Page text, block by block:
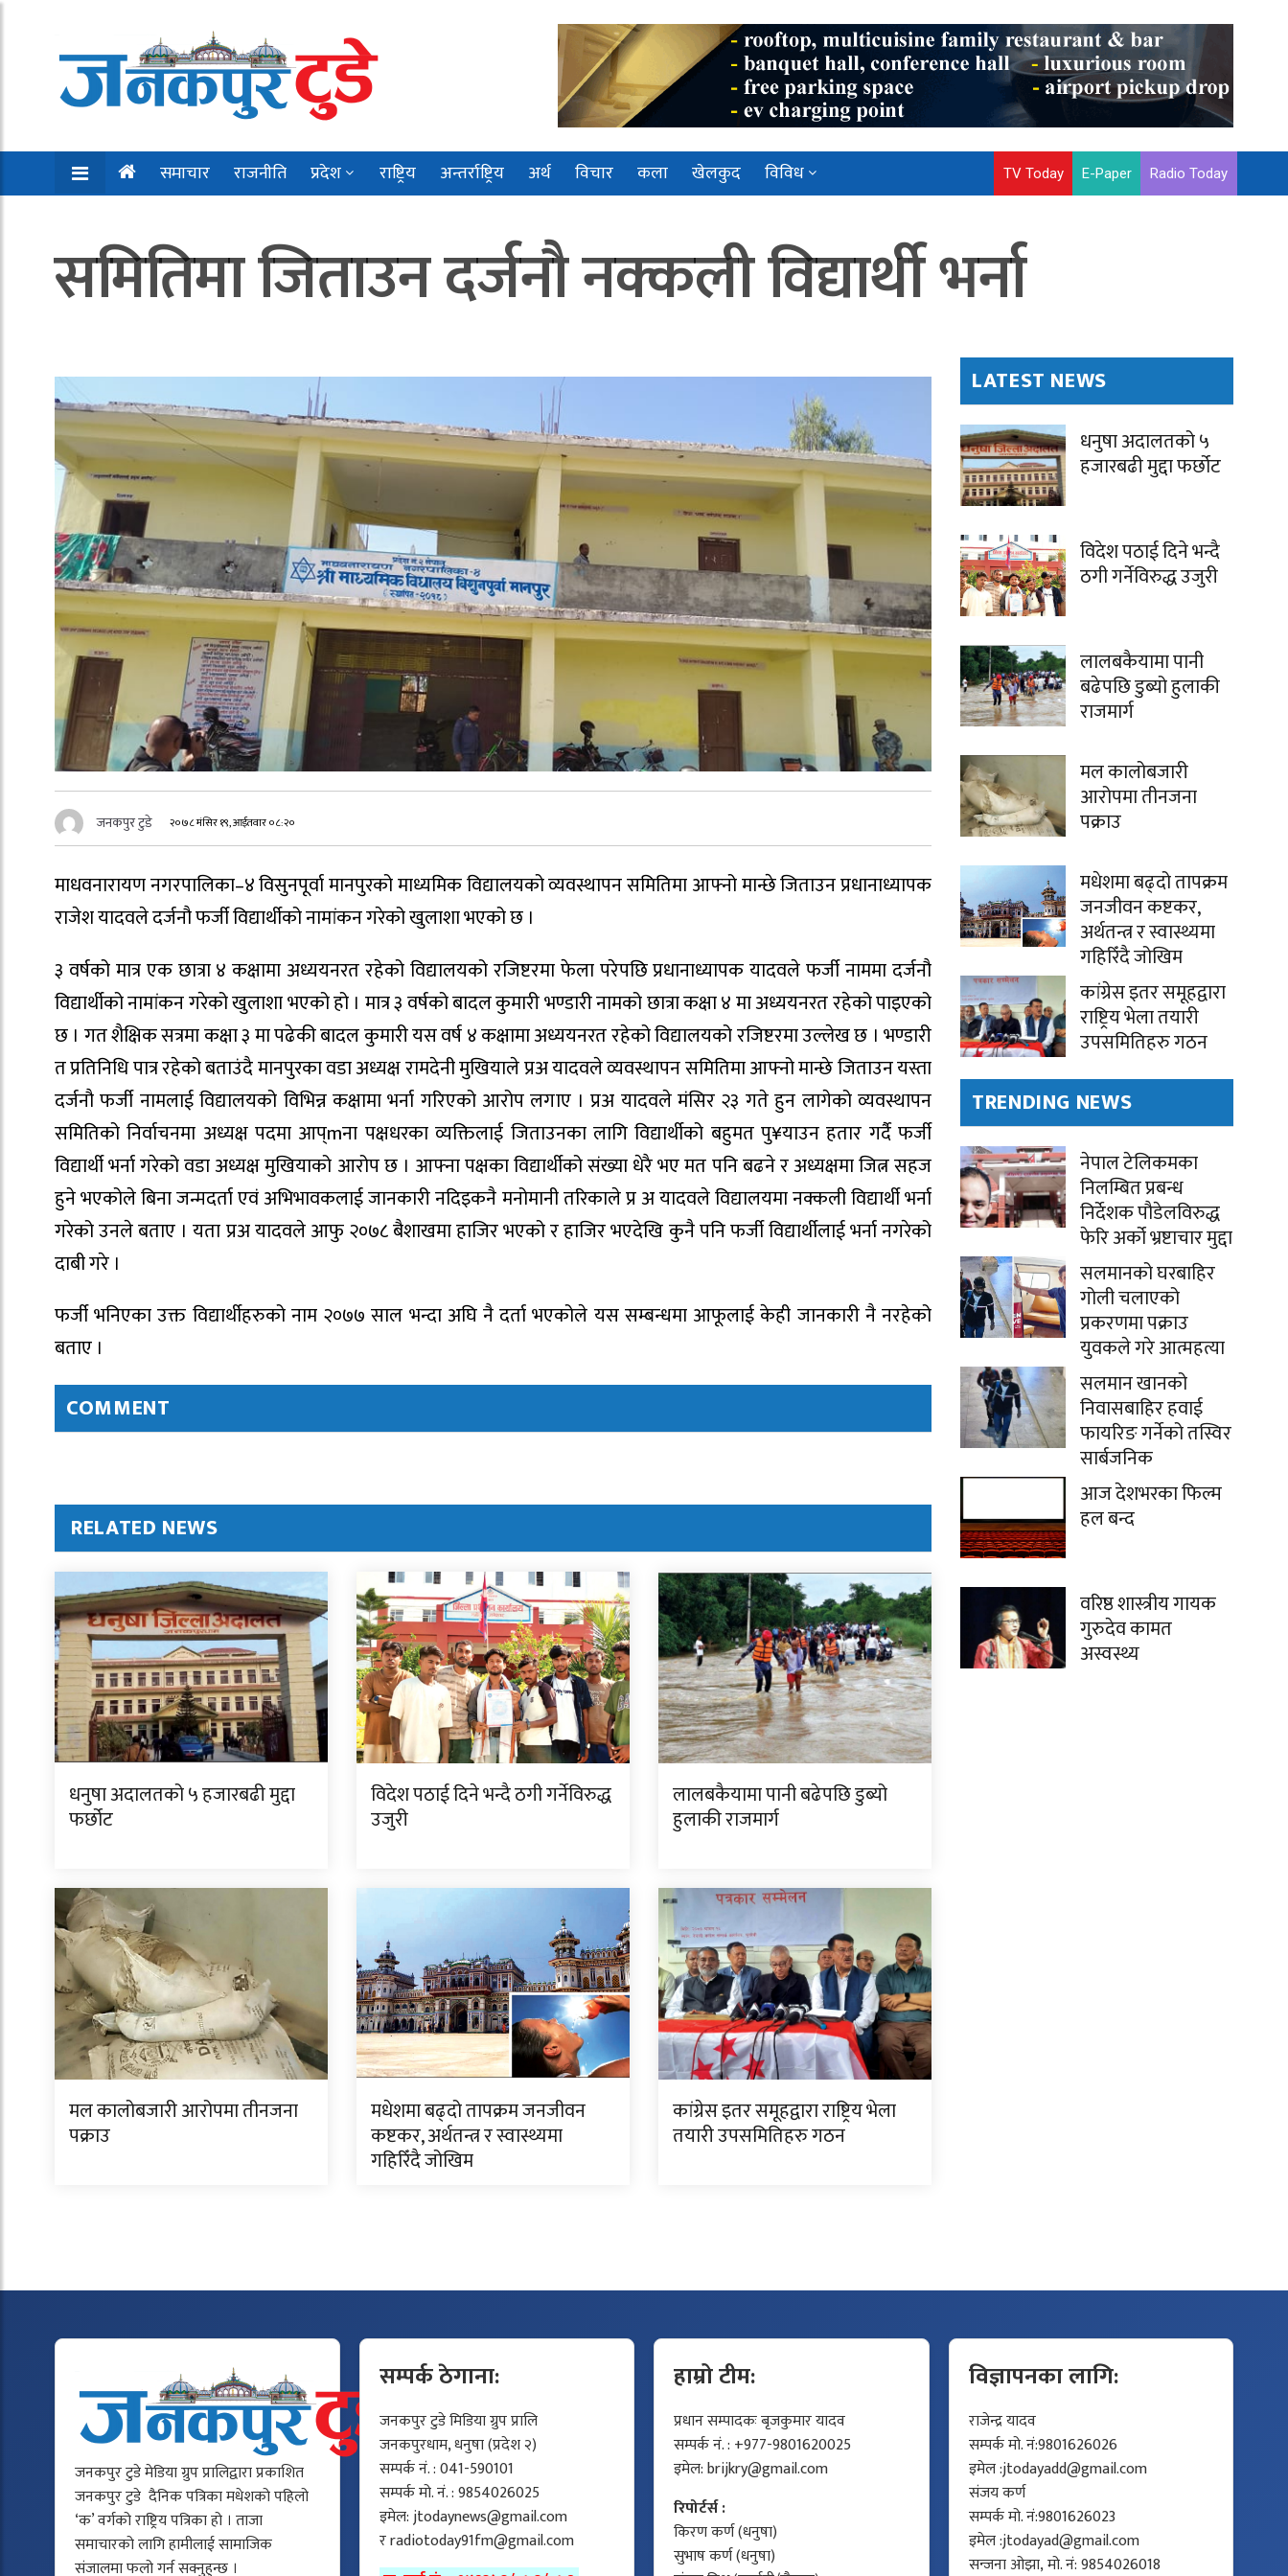
समाचार राजनीति प्रदेश राष्ट्रिय अन्तर्राष्ट्रिय अर्थ विचार कला खेलकुद विविध TV Today E-Paper Radio Today
समितिमा जिताउन दर्जनौ नक्कली विद्यार्थी भर्ना
जनकपुर टुडे २०७८ मंसिर १९, आईतवार ०८:२०
माधवनारायण नगरपालिका–४ विसुनपूर्वा मानपुरको माध्यमिक विद्यालयको व्यवस्थापन समितिमा आफ्नो मान्छे जिताउन प्रधानाध्यापक
राजेश यादवले दर्जनौ फर्जी विद्यार्थीको नामांकन गरेको खुलाशा भएको छ ।
३ वर्षको मात्र एक छात्रा ४ कक्षामा अध्ययनरत रहेको विद्यालयको रजिष्टरमा फेला परेपछि प्रधानाध्यापक यादवले फर्जी नाममा दर्जनौ
विद्यार्थीको नामांकन गरेको खुलाशा भएको हो । मात्र ३ वर्षको बादल कुमारी भण्डारी नामको छात्रा कक्षा ४ मा अध्ययनरत रहेको पाइएको
छ । गत शैक्षिक सत्रमा कक्षा ३ मा पढेकी बादल कुमारी यस वर्ष ४ कक्षामा अध्ययनरत रहेको विद्यालयको रजिष्टरमा उल्लेख छ । भण्डारी
त प्रतिनिधि पात्र रहेको बताउंदै मानपुरका वडा अध्यक्ष रामदेनी मुखियाले प्रअ यादवले व्यवस्थापन समितिमा आफ्नो मान्छे जिताउन यस्ता
दर्जनौ फर्जी नामलाई विद्यालयको विभिन्न कक्षामा भर्ना गरिएको आरोप लगाए । प्रअ यादवले मंसिर २३ गते हुन लागेको व्यवस्थापन
समितिको निर्वाचनमा अध्यक्ष पदमा आप्mना पक्षधरका व्यक्तिलाई जिताउनका लागि विद्यार्थीको बहुमत पु¥याउन हतार गर्दै फर्जी
विद्यार्थी भर्ना गरेको वडा अध्यक्ष मुखियाको आरोप छ । आफ्ना पक्षका विद्यार्थीको संख्या धेरै भए मत पनि बढने र अध्यक्षमा जित्न सहज
हुने भएकोले बिना जन्मदर्ता एवं अभिभावकलाई जानकारी नदिइकनै मनोमानी तरिकाले प्र अ यादवले विद्यालयमा नक्कली विद्यार्थी भर्ना
गरेको उनले बताए । यता प्रअ यादवले आफु २०७८ बैशाखमा हाजिर भएको र हाजिर भएदेखि कुनै पनि फर्जी विद्यार्थीलाई भर्ना नगरेको
दाबी गरे ।
फर्जी भनिएका उक्त विद्यार्थीहरुको नाम २०७७ साल भन्दा अघि नै दर्ता भएकोले यस सम्बन्धमा आफूलाई केही जानकारी नै नरहेको
बताए ।
COMMENT
RELATED NEWS
धनुषा अदालतको ५ हजारबढी मुद्दा
फर्छोट
विदेश पठाई दिने भन्दै ठगी गर्नेविरुद्ध
उजुरी
लालबकैयामा पानी बढेपछि डुब्यो
हुलाकी राजमार्ग
मल कालोबजारी आरोपमा तीनजना
पक्राउ
मधेशमा बढ्दो तापक्रम जनजीवन
कष्टकर, अर्थतन्त्र र स्वास्थ्यमा
गहिरिँदै जोखिम
कांग्रेस इतर समूहद्वारा राष्ट्रिय भेला
तयारी उपसमितिहरु गठन
LATEST NEWS
धनुषा अदालतको ५
हजारबढी मुद्दा फर्छोट
विदेश पठाई दिने भन्दै
ठगी गर्नेविरुद्ध उजुरी
लालबकैयामा पानी
बढेपछि डुब्यो हुलाकी
राजमार्ग
मल कालोबजारी
आरोपमा तीनजना
पक्राउ
मधेशमा बढ्दो तापक्रम
जनजीवन कष्टकर,
अर्थतन्त्र र स्वास्थ्यमा
गहिरिँदै जोखिम
कांग्रेस इतर समूहद्वारा
राष्ट्रिय भेला तयारी
उपसमितिहरु गठन
TRENDING NEWS
नेपाल टेलिकमका
निलम्बित प्रबन्ध
निर्देशक पौडेलविरुद्ध
फेरि अर्को भ्रष्टाचार मुद्दा
सलमानको घरबाहिर
गोली चलाएको
प्रकरणमा पक्राउ
युवकले गरे आत्महत्या
सलमान खानको
निवासबाहिर हवाई
फायरिङ गर्नेको तस्विर
सार्बजनिक
आज देशभरका फिल्म
हल बन्द
वरिष्ठ शास्त्रीय गायक
गुरुदेव कामत
अस्वस्थ्य
जनकपुर टुडे मेडिया ग्रुप प्रालिद्वारा प्रकाशित
जनकपुर टुडे दैनिक पत्रिका मधेशको पहिलो
‘क’ वर्गको राष्ट्रिय पत्रिका हो । ताजा
समाचारको लागि हामीलाई सामाजिक
संजालमा फलो गर्न सक्नुहुन्छ ।
सम्पर्क ठेगाना:
जनकपुर टुडे मिडिया ग्रुप प्रालि
जनकपुरधाम, धनुषा (प्रदेश २)
सम्पर्क नं. : 041-590101
सम्पर्क मो. नं. : 9854026025
इमेल:jtodaynews@gmail.com
रradiotoday91fm@gmail.com
हाम्रो टीम:
प्रधान सम्पादकः बृजकुमार यादव
सम्पर्क नं. : +977-9801620025
इमेल:brijkry@gmail.com
रिपोर्टर्स :
किरण कर्ण (धनुषा)
सुभाष कर्ण (धनुषा)
विज्ञापनका लागि:
राजेन्द्र यादव
सम्पर्क मो. नं:9801626026
इमेल :jtodayadd@gmail.com
संजय कर्ण
सम्पर्क मो. नं:9801626023
इमेल :jtodayad@gmail.com
सन्जना ओझा, मो. नं: 9854026018